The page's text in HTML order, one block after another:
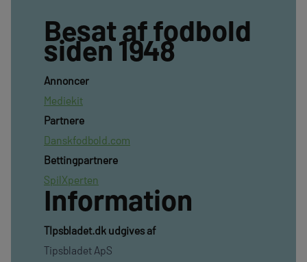
Besat af fodbold
siden 1948
Annoncer
Mediekit
Partnere
Danskfodbold.com
Bettingpartnere
SpilXperten
Information
TIpsbladet.dk udgives af
Tipsbladet ApS